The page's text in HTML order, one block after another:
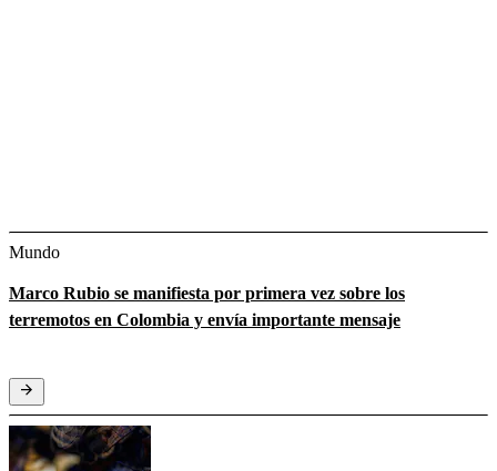
Mundo
Marco Rubio se manifiesta por primera vez sobre los
terremotos en Colombia y envía importante mensaje